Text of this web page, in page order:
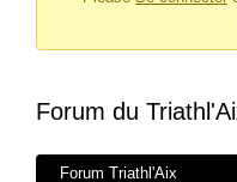
ici :
Forum du
Forum Triathl'Aix